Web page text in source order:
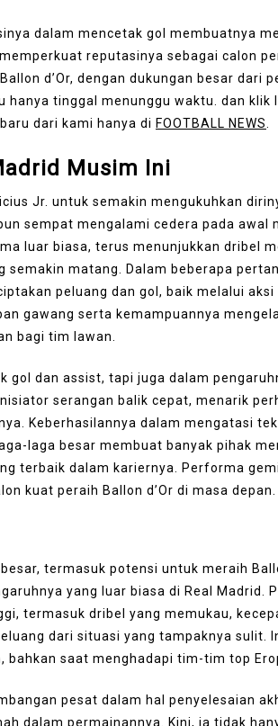
dalam mencetak gol membuatnya
reputasinya sebagai calon
d’Or, dengan dukungan besar dari
hanya tinggal menunggu waktu. dan klik
dari kami hanya di FOOTBALL NEWS
Musim Ini
Jr. untuk semakin mengukuhkan
sempat mengalami cedera pada awal
luar biasa, terus menunjukkan dribel
semakin matang. Dalam beberapa
peluang dan gol, baik melalui aksi
gawang serta kemampuannya
bagi tim lawan.
gol dan assist, tapi juga dalam
serangan balik cepat, menarik
Keberhasilannya dalam mengatasi
laga besar membuat banyak pihak
terbaik dalam kariernya. Performa
kuat peraih Ballon d’Or di masa depan.
termasuk potensi untuk meraih
yang luar biasa di Real Madrid.
termasuk dribel yang memukau,
dari situasi yang tampaknya sulit.
saat menghadapi tim-tim top
pesat dalam hal penyelesaian
dalam permainannya. Kini, ia tidak